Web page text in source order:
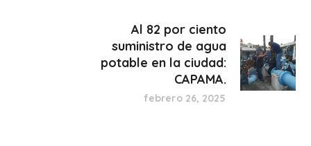
Al 82 por ciento
suministro de agua
potable en la ciudad:
CAPAMA.
febrero 26, 2025